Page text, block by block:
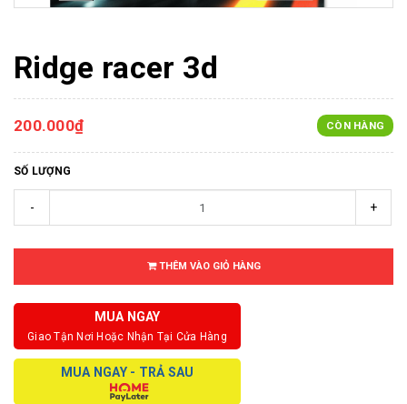
Ridge racer 3d
200.000₫ CÒN HÀNG
SỐ LƯỢNG
- +
THÊM VÀO GIỎ HÀNG
MUA NGAY
Giao Tận Nơi Hoặc Nhận Tại Cửa Hàng
MUA NGAY - TRẢ SAU